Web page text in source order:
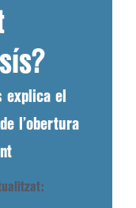
explica el
l’obertura